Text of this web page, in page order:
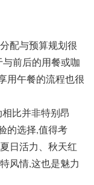
配与预算规划很
前后的用餐或咖
用午餐的流程也很
比并非特别昂
的选择,值得考
日活力、秋天红
风情,这也是魅力